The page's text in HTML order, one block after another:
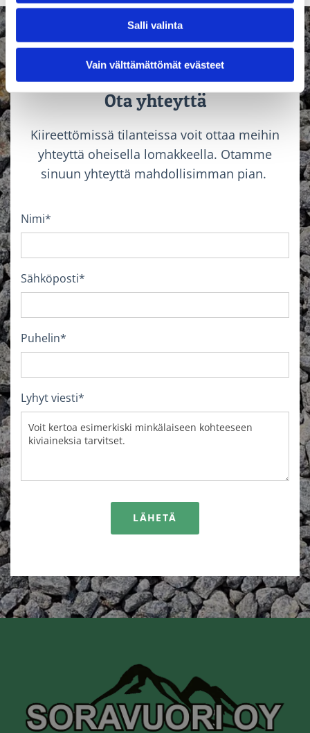
Salli valinta
Vain välttämättömät evästeet
Ota yhteyttä
Kiireettömissä tilanteissa voit ottaa meihin
yhteyttä oheisella lomakkeella. Otamme
sinuun yhteyttä mahdollisimman pian.
Nimi*
Sähköposti*
Puhelin*
Lyhyt viesti*